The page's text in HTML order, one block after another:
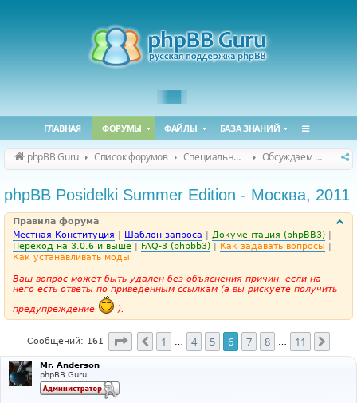
ГЛАВНАЯ ФОРУМЫ ФАЙЛЫ БАЗА ЗНАНИЙ
phpBB Guru Список форумов Специальные форумы Обсуждаем сайт и конференцию
phpBB Posidelki Summer Edition - Москва, 2011
Правила форума
Местная Конституция | Шаблон запроса | Документация (phpBB3) |
Переход на 3.0.6 и выше | FAQ-3 (phpbb3) | Как задавать вопросы |
Как устанавливать моды
Ваш вопрос может быть удален без объяснения причин, если на
него есть ответы по приведённым ссылкам (а вы рискуете получить
предупреждение
).
Сообщений: 161 Страница6 из 11
Пред.
1 4 5 6 7 8 11
Mr. Anderson
phpBB Guru